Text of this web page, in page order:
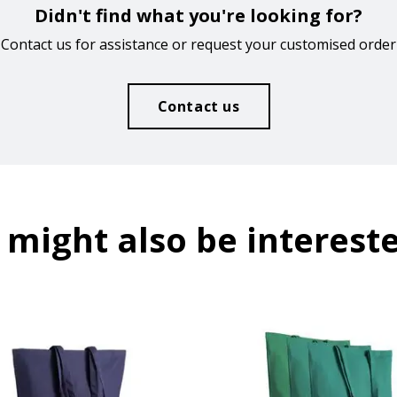
Didn't find what you're looking for?
Contact us for assistance or request your customised order
Contact us
might also be